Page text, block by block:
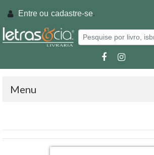
Entre ou cadastre-se.
Menu